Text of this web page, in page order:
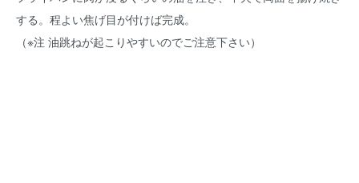
する。程よい焦げ目が付けば完成。
（※注 油跳ねが起こりやすいのでご注意下さい）